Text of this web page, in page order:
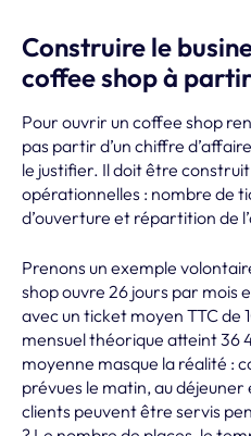
Construire le
coffee shop à
Pour ouvrir un coffee shop
pas partir d’un chiffre
le justifier. Il doit être
opérationnelles : nombre de
d’ouverture et répartition de
Prenons un exemple
shop ouvre 26 jours par mois
avec un ticket moyen TTC de
mensuel théorique atteint 36
moyenne masque la réalité :
prévues le matin, au
clients peuvent être servis